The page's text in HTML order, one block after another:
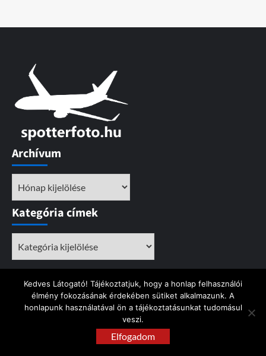
Archívum
Kategória címek
Kezdőlap Pályairány LHBP Szerzői jog!
Kedves Látogató! Tájékoztatjuk, hogy a honlap felhasználói
élmény fokozásának érdekében sütiket alkalmazunk. A
honlapunk használatával ön a tájékoztatásunkat tudomásul
veszi.
Elfogadom